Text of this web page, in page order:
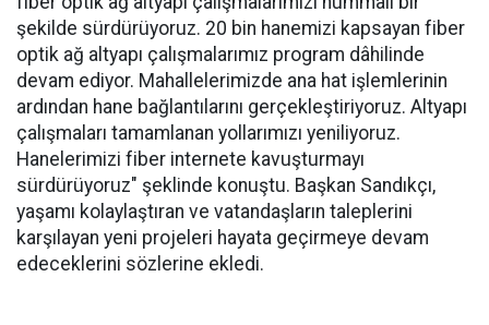
şekilde sürdürüyoruz. 20 bin hanemizi kapsayan fiber
optik ağ altyapı çalışmalarımız program dâhilinde
devam ediyor. Mahallelerimizde ana hat işlemlerinin
ardından hane bağlantılarını gerçekleştiriyoruz. Altyapı
çalışmaları tamamlanan yollarımızı yeniliyoruz.
Hanelerimizi fiber internete kavuşturmayı
sürdürüyoruz" şeklinde konuştu. Başkan Sandıkçı,
yaşamı kolaylaştıran ve vatandaşların taleplerini
karşılayan yeni projeleri hayata geçirmeye devam
edeceklerini sözlerine ekledi.